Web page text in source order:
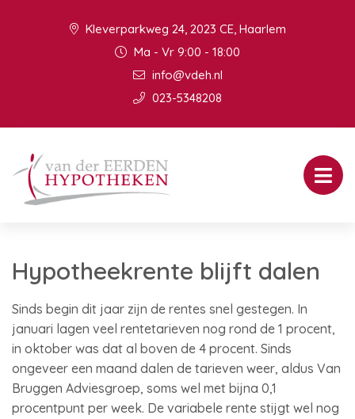
Kleverparkweg 24, 2023 CE, Haarlem
Ma - Vr 9:00 - 18:00
info@vdeh.nl
023-5348208
Hypotheekrente blijft dalen
Sinds begin dit jaar zijn de rentes snel gestegen. In
januari lagen veel rentetarieven nog rond de 1 procent,
in oktober was dat al boven de 4 procent. Sinds
ongeveer een maand dalen de tarieven weer, aldus Van
Bruggen Adviesgroep, soms wel met bijna 0,1
procentpunt per week. De variabele rente stijgt wel nog